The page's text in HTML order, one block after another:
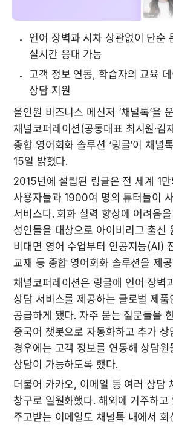
언어 장벽과 시차 상관없이 단순
실시간 응대 가능
고객 정보 연동, 학습자의 교육
상담 지원
올인원 비즈니스 메신저 ‘채널톡’을
채널코퍼레이션(공동대표 최시원·김
종합 영어회화 솔루션 ‘링글’이 채널
15일 밝혔다.
2015년에 설립된 링글은 전 세계 1
사용자들과 1900여 명의 튜터들이
서비스다. 회화 실력 향상에 어려움
성인들을 대상으로 아이비리그 출신
비대면 영어 수업부터 인공지능(AI)
교재 등 종합 영어회화 솔루션을 제
채널코퍼레이션은 링글에 언어 장벽
상담 서비스를 제공하는 글로벌 제품
공급하게 됐다. 자주 묻는 질문들을
중국어 챗봇으로 자동화하고 추가 상
경우에는 고객 정보를 연동해 상담원
상담이 가능하도록 했다.
더불어 카카오, 이메일 등 여러 상담
창구로 일원화했다. 해외에 거주하고
주고받는 이메일도 채널톡 내에서 회